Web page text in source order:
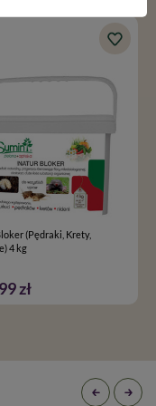
porcję wody. Wlać
wsypać odważoną
przygotowanej
jak:
(Pędraki, Krety,
4 kg
zł